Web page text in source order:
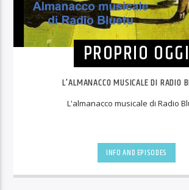
PROPRIO OGGI
L'ALMANACCO MUSICALE DI RADIO
L'almanacco musicale di Radio
INFO AND EPISODES